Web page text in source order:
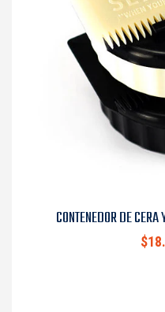
CONTENEDOR DE